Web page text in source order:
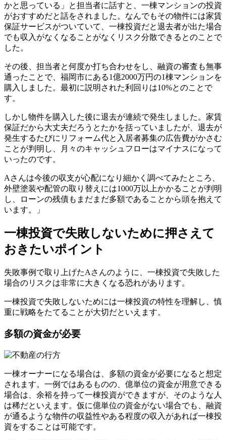
かと思っている」と担当者に話すと、一棟マンションの投資
がおすすめだと話をされました。なんでもその物件には家賃
保証サービスがついていて、一棟投資だと退去者が出た場合
でも収入がなくなることがなくリスク分散できるとのことで
した。
その後、担当者と何度か打ち合わせをし、融資の審査も無事
通ったことで、福岡市にある1億2000万円の1棟マンションを
購入しました。最初に説明された利回りは10%とのことで
す。
しかし物件を購入した後に退去が連続で発生しました。家賃
保証だから大丈夫だろうとたかを括っていましたが、退去が
発生するたびにリフォーム代と入居者募集の広告費がかさむ
ことが判明し、月々のキャッシュフローはマイナスになって
いったのです。
Aさんは今後の収支が心配になり細かく調べてみたところ、
外壁塗装や配管の取り替えには1000万以上かかることが判明
し、ローンの残債もまだまだ多額であることから頭を抱えて
います。」
一棟投資で失敗しないために押さえて
おきたいポイント
失敗事例で取り上げたAさんのように、一棟投資で失敗した
場合のリスクは非常に大きくなる恐れがあります。
一棟投資で失敗しないためには一棟投資の特性を理解し、慎
重に戦略をたてることが大切だといえます。
多額の資金が必要
一棟オーナーになる場合は、多額の資金が必要になると想定
されます。一例ではあるものの、億単位の資金が用意できる
場合は、余裕を持って一棟投資ができますが、そのような人
は稀だといえます。仮に億単位の資金がない場合でも、融資
が通るような物件の収益性やある程度の収入があれば一棟投
資をすることは可能です。